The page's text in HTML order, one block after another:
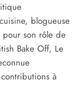
blogueuse
pour son rôle de
Bake Off, Le
à